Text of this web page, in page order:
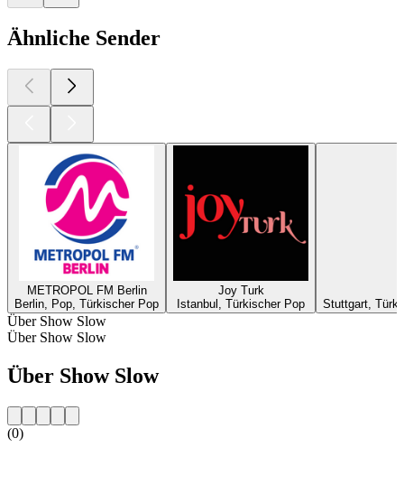
Ähnliche Sender
METROPOL FM Berlin
Berlin, Pop, Türkischer Pop
Joy Turk
Istanbul, Türkischer Pop
Stuttgart,
Über Show Slow
Über Show Slow
Über Show Slow
(0)